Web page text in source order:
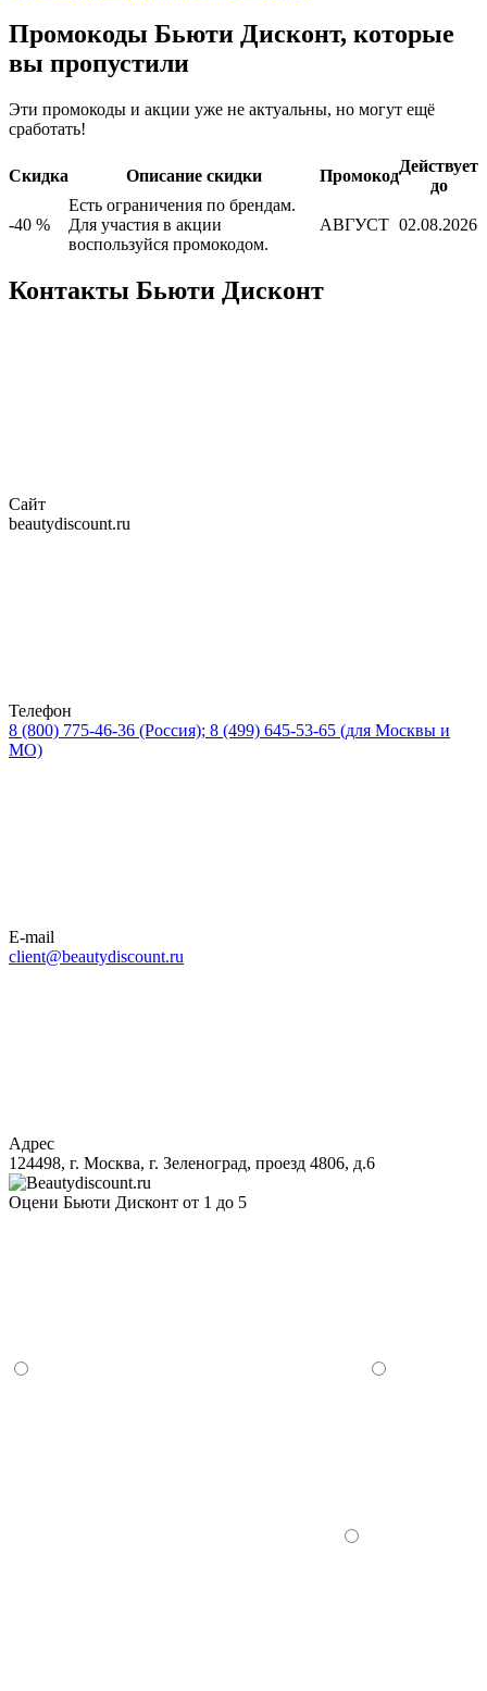
Промокоды Бьюти Дисконт, которые
вы пропустили
Эти промокоды и акции уже не актуальны, но могут ещё
сработать!
Скидка Описание скидки Промокод
Действует
до
-40 %
Есть ограничения по брендам.
Для участия в акции
воспользуйся промокодом.
АВГУСТ 02.08.2026
Контакты Бьюти Дисконт
Сайт
beautydiscount.ru
Телефон
8 (800) 775-46-36 (Россия); 8 (499) 645-53-65 (для Москвы и
МО)
E-mail
client@beautydiscount.ru
Адрес
124498, г. Москва, г. Зеленоград, проезд 4806, д.6
Оцени Бьюти Дисконт от 1 до 5